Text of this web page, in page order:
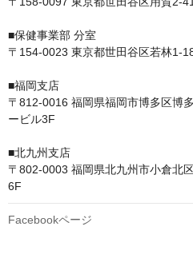
■保健事業部 分室
〒154-0023 東京都世田谷区若林1-
■福岡支店
〒812-0016 福岡県福岡市博多区博
ービル3F
■北九州支店
〒802-0003 福岡県北九州市小倉北
6F
Facebookページ